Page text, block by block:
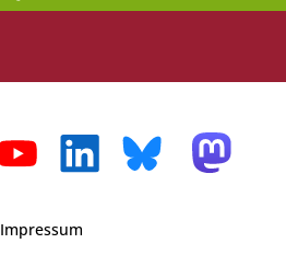
Impressum